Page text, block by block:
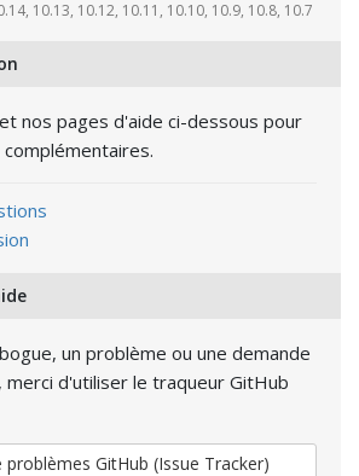
10.13, 10.12, 10.11, 10.10, 10.9, 10.8, 10.7
nos pages d'aide ci-dessous pour
un problème ou une demande
merci d'utiliser le traqueur GitHub
problèmes GitHub (Issue Tracker)